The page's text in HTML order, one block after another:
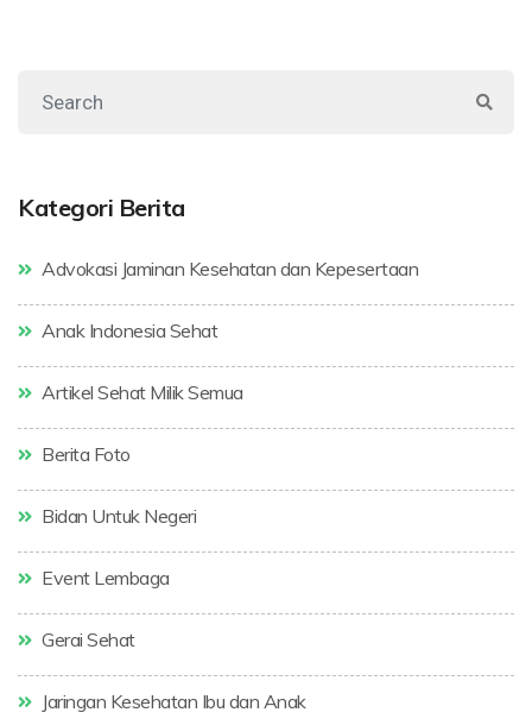
Kategori Berita
Advokasi Jaminan Kesehatan dan Kepesertaan
Anak Indonesia Sehat
Artikel Sehat Milik Semua
Berita Foto
Bidan Untuk Negeri
Event Lembaga
Gerai Sehat
Jaringan Kesehatan Ibu dan Anak